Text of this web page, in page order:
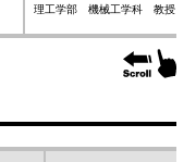
理工学部 機械工学科 教授 西